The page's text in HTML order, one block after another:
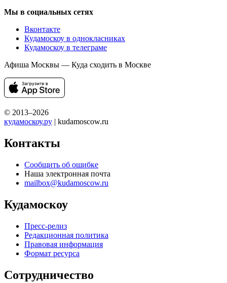
Мы в социальных сетях
Вконтакте
Кудамоскоу в однокласниках
Кудамоскоу в телеграме
Афиша Москвы — Куда сходить в Москве
© 2013–2026
кудамоскоу.ру | kudamoscow.ru
Контакты
Сообщить об ошибке
Наша электронная почта
mailbox@kudamoscow.ru
Кудамоскоу
Пресс-релиз
Редакционная политика
Правовая информация
Формат ресурса
Сотрудничество